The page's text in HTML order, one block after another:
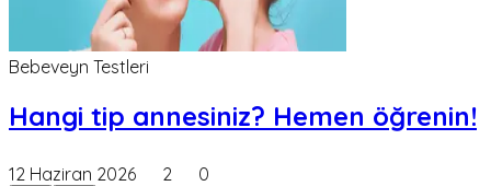
Bebeveyn Testleri
Hangi tip annesiniz? Hemen öğrenin!
12 Haziran 2026 2 0